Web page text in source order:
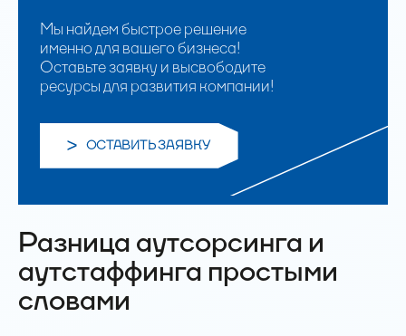
Мы найдем быстрое решение
именно для вашего бизнеса!
Оставьте заявку и высвободите
ресурсы для развития компании!
ОСТАВИТЬ ЗАЯВКУ
Разница аутсорсинга и
аутстаффинга простыми
словами